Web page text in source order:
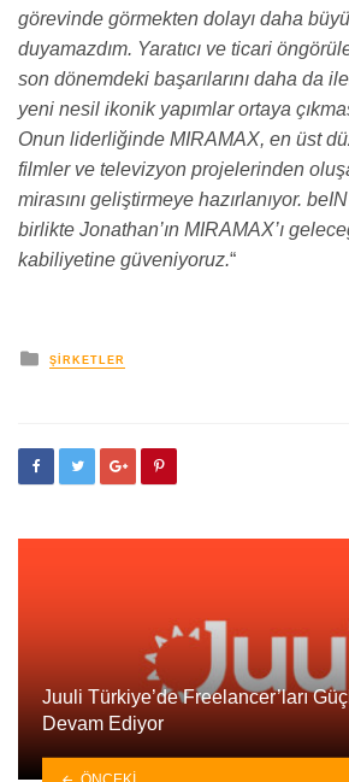
görevinde görmekten dolayı daha
duyamazdım. Yaratıcı ve ticari
son dönemdeki başarılarını daha da
yeni nesil ikonik yapımlar ortaya
Onun liderliğinde MIRAMAX, en üst
filmler ve televizyon projelerinden
mirasını geliştirmeye hazırlanıyor.
birlikte Jonathan’ın MIRAMAX’ı
kabiliyetine güveniyoruz.“
yayınlanan
ŞIRKETLER
Juuli Türkiye’de Freelancer’ları
Devam Ediyor